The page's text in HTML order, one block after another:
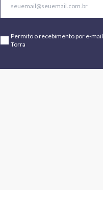
Permito o recebimento por e-
Torra